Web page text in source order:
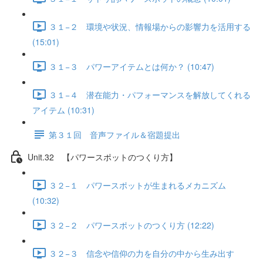
３１−２ 環境や状況、情報場からの影響力を活用する
(15:01)
３１−３ パワーアイテムとは何か？ (10:47)
３１−４ 潜在能力・パフォーマンスを解放してくれる
アイテム (10:31)
第３１回 音声ファイル＆宿題提出
Unit.32 【パワースポットのつくり方】
３２−１ パワースポットが生まれるメカニズム
(10:32)
３２−２ パワースポットのつくり方 (12:22)
３２−３ 信念や信仰の力を自分の中から生み出す